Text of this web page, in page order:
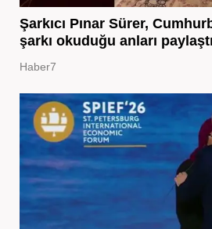
Şarkıcı Pınar Sürer,
şarkı okuduğu anları paylaştı
Haber7